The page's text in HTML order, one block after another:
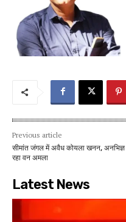
Previous article
सीमांत जंगल में अवैध कोयला खनन, अनभिज्ञ
रहा वन अमला
Latest News